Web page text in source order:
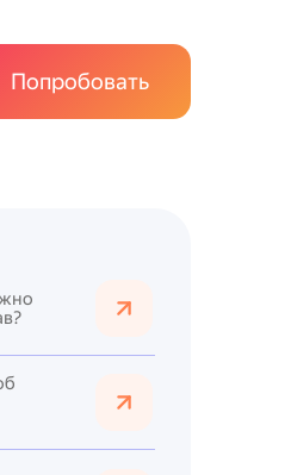
Попробовать